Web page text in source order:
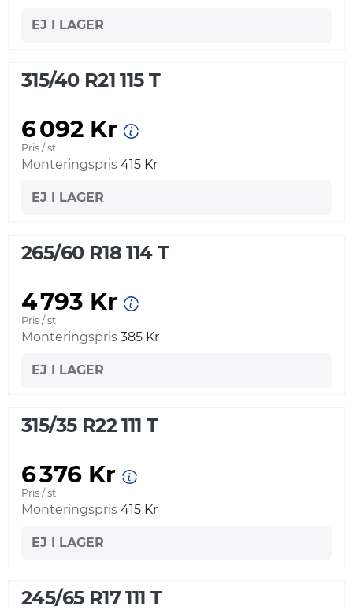
EJ I LAGER
315/40 R21 115 T
6 092 Kr
Pris / st
Monteringspris 415 Kr
EJ I LAGER
265/60 R18 114 T
4 793 Kr
Pris / st
Monteringspris 385 Kr
EJ I LAGER
315/35 R22 111 T
6 376 Kr
Pris / st
Monteringspris 415 Kr
EJ I LAGER
245/65 R17 111 T